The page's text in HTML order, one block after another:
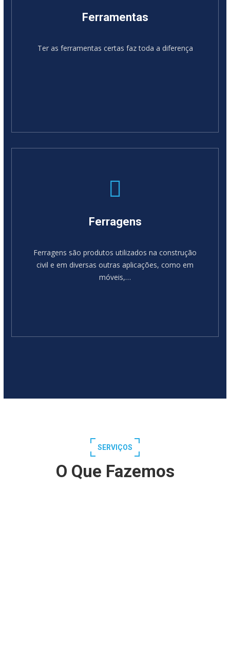
Ferramentas
Ter as ferramentas certas faz toda a diferença
Ferragens
Ferragens são produtos utilizados na construção
civil e em diversas outras aplicações, como em
móveis,…
SERVIÇOS
O Que Fazemos